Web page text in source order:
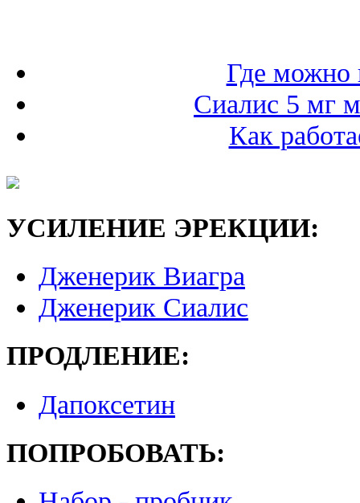
Где можно
Сиалис 5 мг
Как
УСИЛЕНИЕ ЭРЕКЦИИ:
Дженерик Виагра
Дженерик Сиалис
ПРОДЛЕНИЕ:
Дапоксетин
ПОПРОБОВАТЬ: